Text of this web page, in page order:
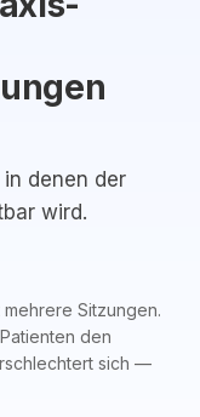
denen der
wird.
Sitzungen.
den
sich —